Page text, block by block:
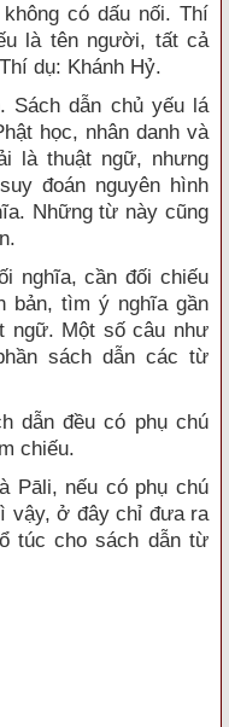
có dấu nối. Thí
là tên người, tất cả
dụ: Khánh Hỷ.
Sách dẫn chủ yếu lá
học, nhân danh và
là thuật ngữ, nhưng
đoán nguyên hình
Những từ này cũng
nghĩa, cần đối chiếu
bản, tìm ý nghĩa gần
ngữ. Một số câu như
sách dẫn các từ
dẫn đều có phụ chú
chiếu.
Pāli, nếu có phụ chú
vậy, ở đây chỉ đưa ra
túc cho sách dẫn từ